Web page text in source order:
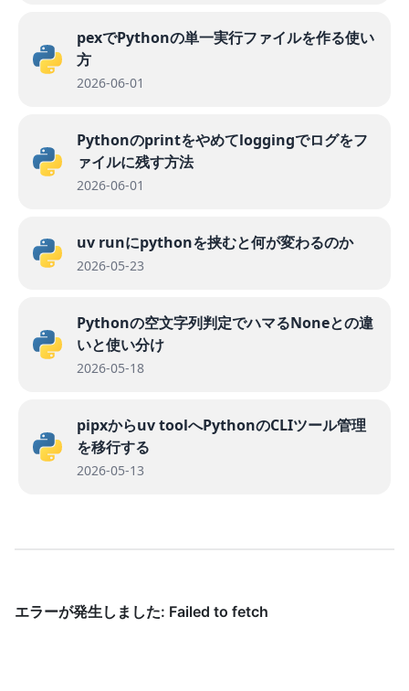
pexでPythonの単一実行ファイルを作る使い
方
2026-06-01
Pythonのprintをやめてloggingでログをフ
ァイルに残す方法
2026-06-01
uv runにpythonを挟むと何が変わるのか
2026-05-23
Pythonの空文字列判定でハマるNoneとの違
いと使い分け
2026-05-18
pipxからuv toolへPythonのCLIツール管理
を移行する
2026-05-13